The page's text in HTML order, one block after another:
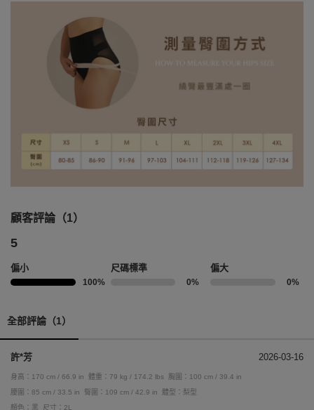
顧客評論（1）
5
偏小
100%
尺碼標準
0%
偏大
0%
全部評論（1）
許*芳 2026-03-16
身高：170 cm / 66.9 in 體重：79 kg / 174.2 lbs
胸圍：100 cm / 39.4 in
腰圍：85 cm / 33.5 in
臀圍：109 cm / 42.9 in
體型：梨型
顏色：黑
尺寸：2L